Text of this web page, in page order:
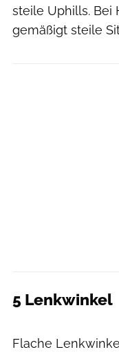
steile Uphills. Bei
gemäßigt steile
5 Lenkwinkel
Flache